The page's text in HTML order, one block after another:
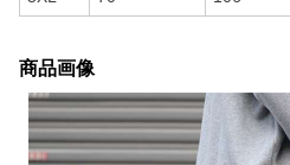
商品画像